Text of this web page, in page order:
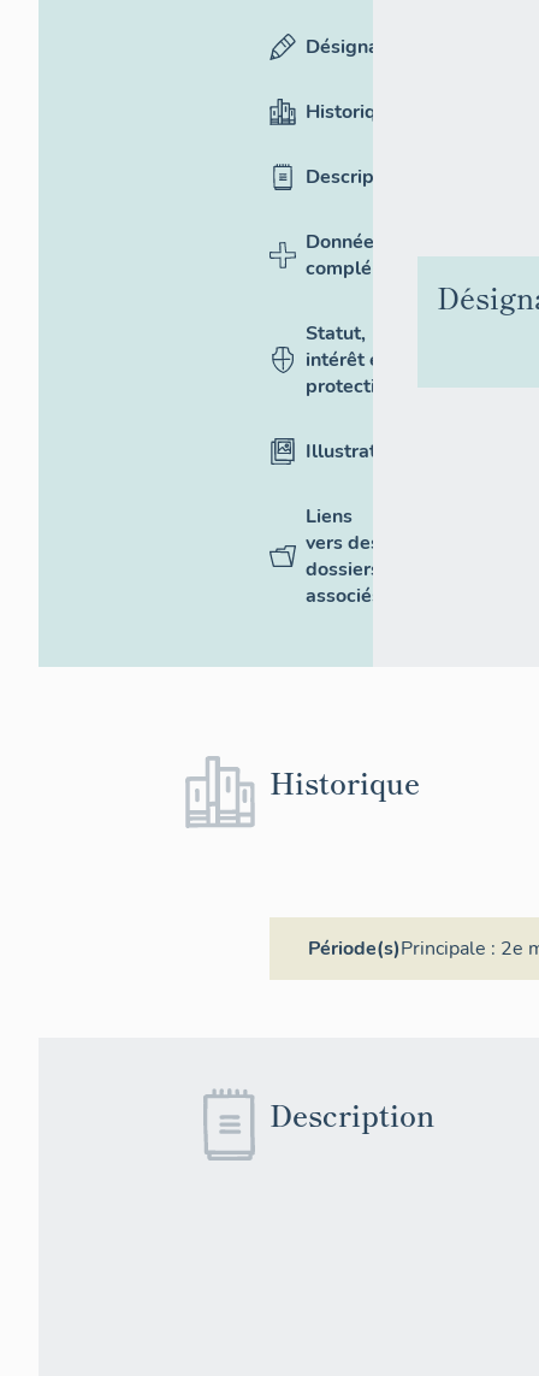
Désignation
Historique
Description
Données
complémentaires
Statut,
intérêt et
protection
Illustrations
Liens
vers des
dossiers
associés
Historique
Période(s)Principale : 2e
Description